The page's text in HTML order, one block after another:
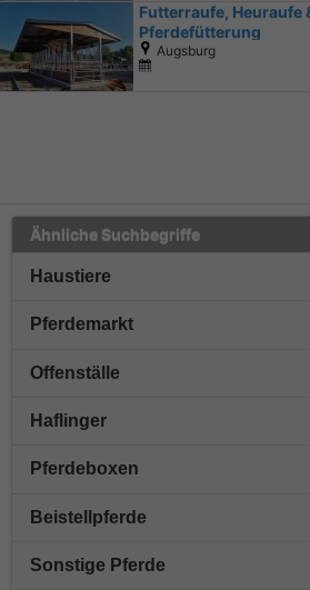
Futterraufe, Heuraufe
Pferdefütterung
Augsburg
Ähnliche Suchbegriffe
Haustiere
Pferdemarkt
Offenställe
Haflinger
Pferdeboxen
Beistellpferde
Sonstige Pferde